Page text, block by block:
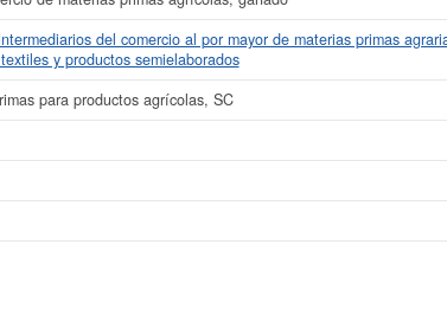
del comercio al por mayor de materias primas
y productos semielaborados
para productos agrícolas, SC